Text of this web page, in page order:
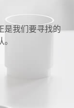
是我们要寻找的